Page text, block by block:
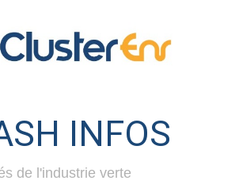
INFOS
de l'industrie verte